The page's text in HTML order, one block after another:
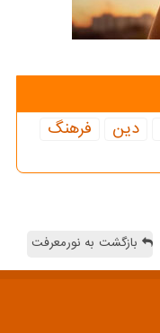
دین
فرهنگ
بازگشت به نورمعرفت